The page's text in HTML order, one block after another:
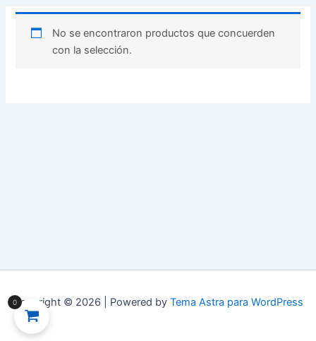
No se encontraron productos que concuerden
con la selección.
Copyright © 2026 | Powered by Tema Astra para WordPress
0